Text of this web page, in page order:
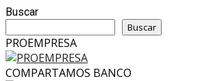
Buscar
Buscar
PROEMPRESA
COMPARTAMOS BANCO